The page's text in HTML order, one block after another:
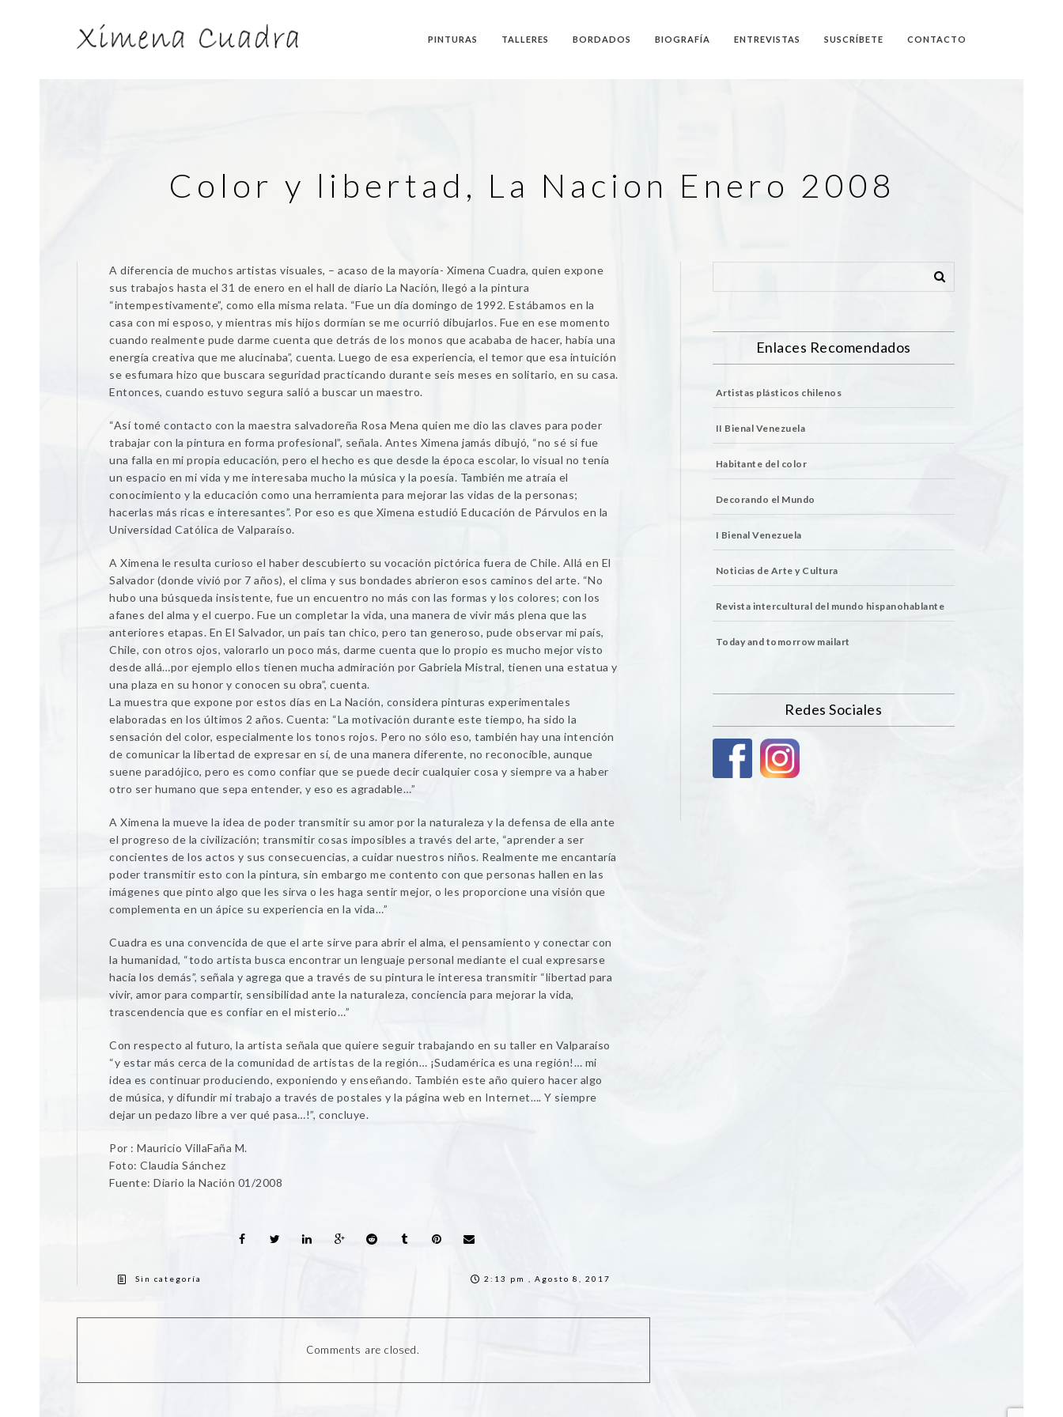
PINTURAS TALLERES BORDADOS BIOGRAFÍA ENTREVISTAS SUSCRÍBETE CONTACTO
Color y libertad, La Nacion Enero 2008
A diferencia de muchos artistas visuales, – acaso de la mayoría- Ximena Cuadra, quien expone
sus trabajos hasta el 31 de enero en el hall de diario La Nación, llegó a la pintura
“intempestivamente”, como ella misma relata. “Fue un día domingo de 1992. Estábamos en la
casa con mi esposo, y mientras mis hijos dormían se me ocurrió dibujarlos. Fue en ese momento
cuando realmente pude darme cuenta que detrás de los monos que acababa de hacer, había una
energía creativa que me alucinaba”, cuenta. Luego de esa experiencia, el temor que esa intuición
se esfumara hizo que buscara seguridad practicando durante seis meses en solitario, en su casa.
Entonces, cuando estuvo segura salió a buscar un maestro.
“Así tomé contacto con la maestra salvadoreña Rosa Mena quien me dio las claves para poder
trabajar con la pintura en forma profesional”, señala. Antes Ximena jamás dibujó, “no sé si fue
una falla en mi propia educación, pero el hecho es que desde la época escolar, lo visual no tenía
un espacio en mi vida y me interesaba mucho la música y la poesía. También me atraía el
conocimiento y la educación como una herramienta para mejorar las vidas de la personas;
hacerlas más ricas e interesantes”. Por eso es que Ximena estudió Educación de Párvulos en la
Universidad Católica de Valparaíso.
A Ximena le resulta curioso el haber descubierto su vocación pictórica fuera de Chile. Allá en El
Salvador (donde vivió por 7 años), el clima y sus bondades abrieron esos caminos del arte. “No
hubo una búsqueda insistente, fue un encuentro no más con las formas y los colores; con los
afanes del alma y el cuerpo. Fue un completar la vida, una manera de vivir más plena que las
anteriores etapas. En El Salvador, un país tan chico, pero tan generoso, pude observar mi país,
Chile, con otros ojos, valorarlo un poco más, darme cuenta que lo propio es mucho mejor visto
desde allá…por ejemplo ellos tienen mucha admiración por Gabriela Mistral, tienen una estatua y
una plaza en su honor y conocen su obra”, cuenta.
La muestra que expone por estos días en La Nación, considera pinturas experimentales
elaboradas en los últimos 2 años. Cuenta: “La motivación durante este tiempo, ha sido la
sensación del color, especialmente los tonos rojos. Pero no sólo eso, también hay una intención
de comunicar la libertad de expresar en sí, de una manera diferente, no reconocible, aunque
suene paradójico, pero es como confiar que se puede decir cualquier cosa y siempre va a haber
otro ser humano que sepa entender, y eso es agradable…”
A Ximena la mueve la idea de poder transmitir su amor por la naturaleza y la defensa de ella ante
el progreso de la civilización; transmitir cosas imposibles a través del arte, “aprender a ser
concientes de los actos y sus consecuencias, a cuidar nuestros niños. Realmente me encantaría
poder transmitir esto con la pintura, sin embargo me contento con que personas hallen en las
imágenes que pinto algo que les sirva o les haga sentir mejor, o les proporcione una visión que
complementa en un ápice su experiencia en la vida…”
Cuadra es una convencida de que el arte sirve para abrir el alma, el pensamiento y conectar con
la humanidad, “todo artista busca encontrar un lenguaje personal mediante el cual expresarse
hacia los demás”, señala y agrega que a través de su pintura le interesa transmitir “libertad para
vivir, amor para compartir, sensibilidad ante la naturaleza, conciencia para mejorar la vida,
trascendencia que es confiar en el misterio…”
Con respecto al futuro, la artista señala que quiere seguir trabajando en su taller en Valparaíso
“y estar más cerca de la comunidad de artistas de la región… ¡Sudamérica es una región!… mi
idea es continuar produciendo, exponiendo y enseñando. También este año quiero hacer algo
de música, y difundir mi trabajo a través de postales y la página web en Internet…. Y siempre
dejar un pedazo libre a ver qué pasa…!”, concluye.
Por : Mauricio VillaFaña M.
Foto: Claudia Sánchez
Fuente: Diario la Nación 01/2008
Sin categoría 2:13 pm , Agosto 8, 2017
Comments are closed.
Enlaces Recomendados
Artistas plásticos chilenos
II Bienal Venezuela
Habitante del color
Decorando el Mundo
I Bienal Venezuela
Noticias de Arte y Cultura
Revista intercultural del mundo hispanohablante
Today and tomorrow mailart
Redes Sociales